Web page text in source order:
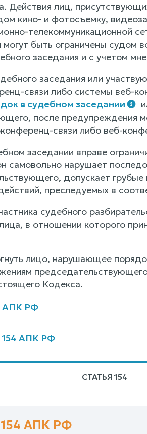
Действия лиц,
кино- и фотосъемку,
телекоммуникационной
быть ограничены судом
заседания и с учетом
заседания или
связи либо системы веб-
в судебном заседании
после предупреждения
связи либо веб-
заседании вправе
самовольно нарушает
допускает
преследуемых в
судебного
в отношении которого
лицо, нарушающее
Кодекса.
АПК РФ
154 АПК РФ
СТАТЬЯ 154
АПК РФ